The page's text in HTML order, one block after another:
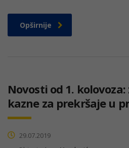
Opširnije
Novosti od 1.
kazne za prekršaje u
29.07.2019